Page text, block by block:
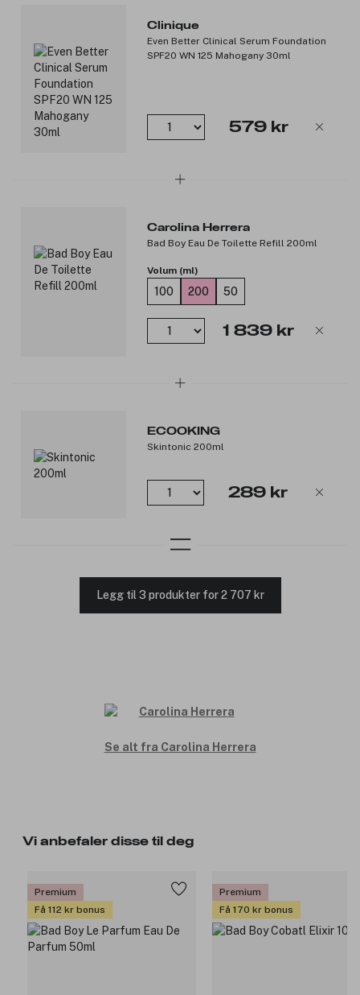
Clinique
Even Better Clinical Serum Foundation
SPF20 WN 125 Mahogany 30ml
579 kr
Carolina Herrera
Bad Boy Eau De Toilette Refill 200ml
Volum (ml)
100 200 50
1 839 kr
ECOOKING
Skintonic 200ml
289 kr
Legg til 3 produkter for 2 707 kr
Se alt fra Carolina Herrera
Vi anbefaler disse til deg
Premium
Få 112 kr bonus
Premium
Få 170 kr bonus